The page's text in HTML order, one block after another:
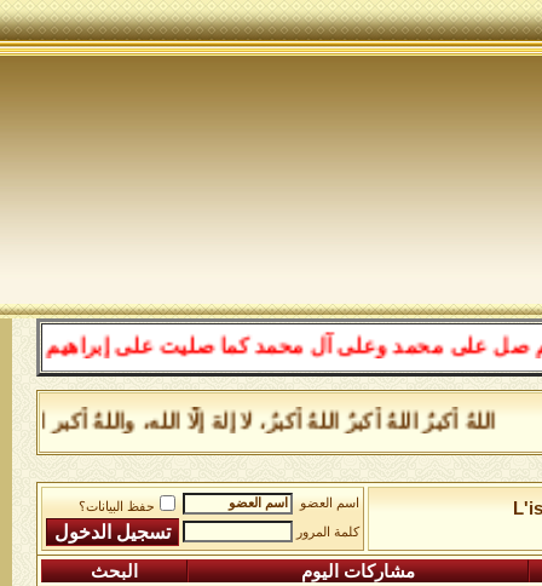
محمد وعلى آل محمد كما صليت على إبراهيم وعلى آل
أكبرُ اللهُ أكبرُ اللهُ أكبرُ، لا إلهَ إلَّا الله، واللهُ أكبر اللهُ
اسم العضو
حفظ البيانات؟
كلمة المرور
مشاركات اليوم البحث